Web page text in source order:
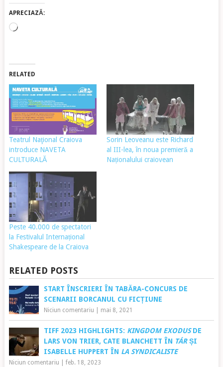
APRECIAZĂ:
Încarc...
RELATED
Teatrul Naţional Craiova
introduce NAVETA
CULTURALĂ
Sorin Leoveanu este Richard
al III-lea, în noua premieră a
Naționalului craiovean
Peste 40.000 de spectatori
la Festivalul Internațional
Shakespeare de la Craiova
RELATED POSTS
START ÎNSCRIERI ÎN TABĂRA-CONCURS DE
SCENARII BORCANUL CU FICȚIUNE
Niciun comentariu mai 8, 2021
TIFF 2023 HIGHLIGHTS: KINGDOM EXODUSDE
LARS VON TRIER, CATE BLANCHETT ÎN TÁRȘI
ISABELLE HUPPERT ÎN LA SYNDICALISTE
Niciun comentariu feb. 18, 2023